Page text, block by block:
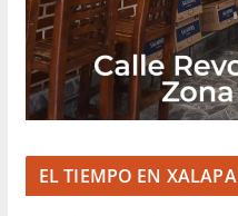
EL TIEMPO EN XALAPA